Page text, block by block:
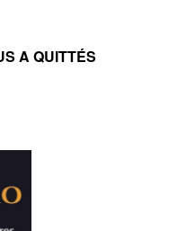
A QUITTÉS